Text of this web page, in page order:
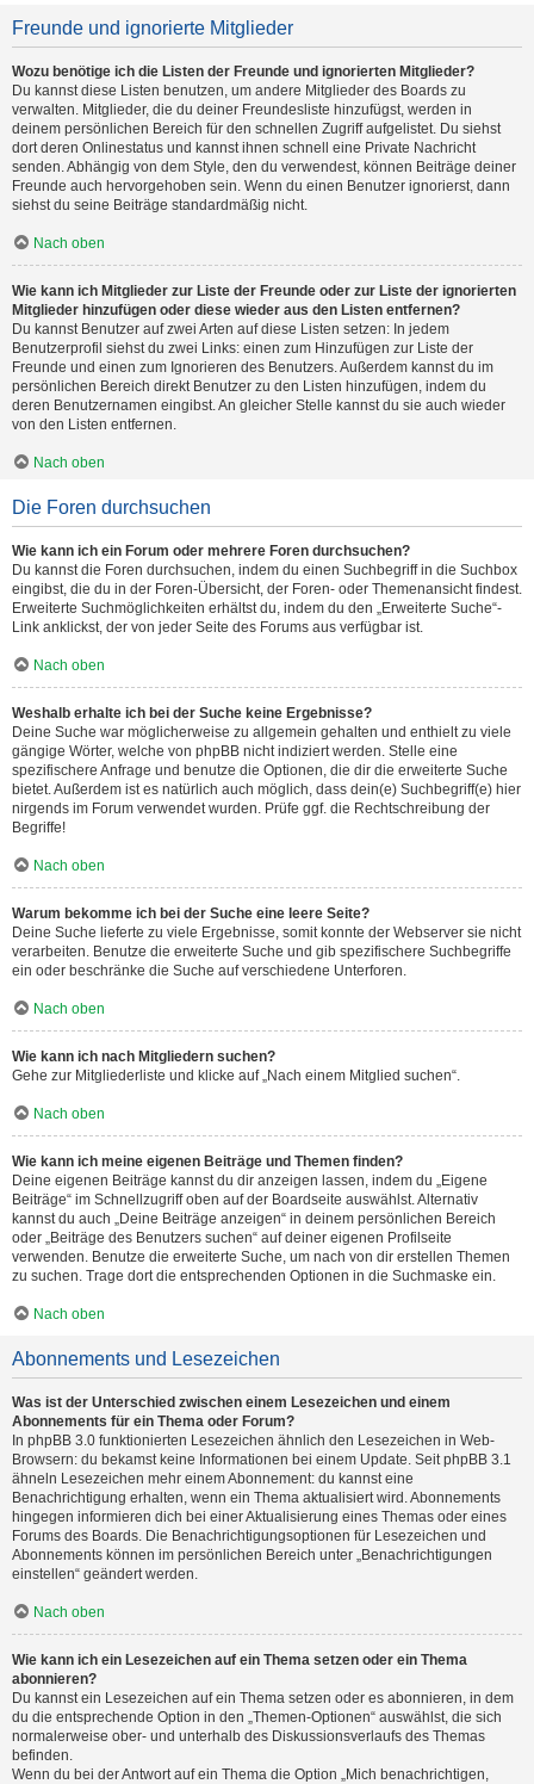
Freunde und ignorierte Mitglieder
Wozu benötige ich die Listen der Freunde und ignorierten Mitglieder?
Du kannst diese Listen benutzen, um andere Mitglieder des Boards zu
verwalten. Mitglieder, die du deiner Freundesliste hinzufügst, werden in
deinem persönlichen Bereich für den schnellen Zugriff aufgelistet. Du siehst
dort deren Onlinestatus und kannst ihnen schnell eine Private Nachricht
senden. Abhängig von dem Style, den du verwendest, können Beiträge deiner
Freunde auch hervorgehoben sein. Wenn du einen Benutzer ignorierst, dann
siehst du seine Beiträge standardmäßig nicht.
Nach oben
Wie kann ich Mitglieder zur Liste der Freunde oder zur Liste der ignorierten
Mitglieder hinzufügen oder diese wieder aus den Listen entfernen?
Du kannst Benutzer auf zwei Arten auf diese Listen setzen: In jedem
Benutzerprofil siehst du zwei Links: einen zum Hinzufügen zur Liste der
Freunde und einen zum Ignorieren des Benutzers. Außerdem kannst du im
persönlichen Bereich direkt Benutzer zu den Listen hinzufügen, indem du
deren Benutzernamen eingibst. An gleicher Stelle kannst du sie auch wieder
von den Listen entfernen.
Nach oben
Die Foren durchsuchen
Wie kann ich ein Forum oder mehrere Foren durchsuchen?
Du kannst die Foren durchsuchen, indem du einen Suchbegriff in die Suchbox
eingibst, die du in der Foren-Übersicht, der Foren- oder Themenansicht findest.
Erweiterte Suchmöglichkeiten erhältst du, indem du den „Erweiterte Suche“-
Link anklickst, der von jeder Seite des Forums aus verfügbar ist.
Nach oben
Weshalb erhalte ich bei der Suche keine Ergebnisse?
Deine Suche war möglicherweise zu allgemein gehalten und enthielt zu viele
gängige Wörter, welche von phpBB nicht indiziert werden. Stelle eine
spezifischere Anfrage und benutze die Optionen, die dir die erweiterte Suche
bietet. Außerdem ist es natürlich auch möglich, dass dein(e) Suchbegriff(e) hier
nirgends im Forum verwendet wurden. Prüfe ggf. die Rechtschreibung der
Begriffe!
Nach oben
Warum bekomme ich bei der Suche eine leere Seite?
Deine Suche lieferte zu viele Ergebnisse, somit konnte der Webserver sie nicht
verarbeiten. Benutze die erweiterte Suche und gib spezifischere Suchbegriffe
ein oder beschränke die Suche auf verschiedene Unterforen.
Nach oben
Wie kann ich nach Mitgliedern suchen?
Gehe zur Mitgliederliste und klicke auf „Nach einem Mitglied suchen“.
Nach oben
Wie kann ich meine eigenen Beiträge und Themen finden?
Deine eigenen Beiträge kannst du dir anzeigen lassen, indem du „Eigene
Beiträge“ im Schnellzugriff oben auf der Boardseite auswählst. Alternativ
kannst du auch „Deine Beiträge anzeigen“ in deinem persönlichen Bereich
oder „Beiträge des Benutzers suchen“ auf deiner eigenen Profilseite
verwenden. Benutze die erweiterte Suche, um nach von dir erstellen Themen
zu suchen. Trage dort die entsprechenden Optionen in die Suchmaske ein.
Nach oben
Abonnements und Lesezeichen
Was ist der Unterschied zwischen einem Lesezeichen und einem
Abonnements für ein Thema oder Forum?
In phpBB 3.0 funktionierten Lesezeichen ähnlich den Lesezeichen in Web-
Browsern: du bekamst keine Informationen bei einem Update. Seit phpBB 3.1
ähneln Lesezeichen mehr einem Abonnement: du kannst eine
Benachrichtigung erhalten, wenn ein Thema aktualisiert wird. Abonnements
hingegen informieren dich bei einer Aktualisierung eines Themas oder eines
Forums des Boards. Die Benachrichtigungsoptionen für Lesezeichen und
Abonnements können im persönlichen Bereich unter „Benachrichtigungen
einstellen“ geändert werden.
Nach oben
Wie kann ich ein Lesezeichen auf ein Thema setzen oder ein Thema
abonnieren?
Du kannst ein Lesezeichen auf ein Thema setzen oder es abonnieren, in dem
du die entsprechende Option in den „Themen-Optionen“ auswählst, die sich
normalerweise ober- und unterhalb des Diskussionsverlaufs des Themas
befinden.
Wenn du bei der Antwort auf ein Thema die Option „Mich benachrichtigen,